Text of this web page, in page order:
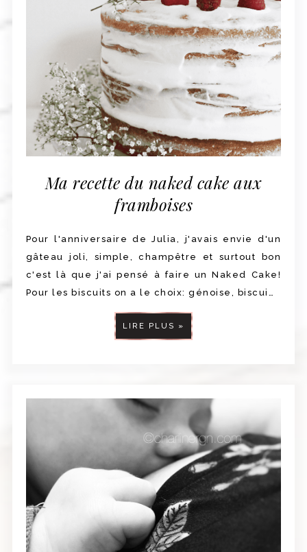
Ma recette du naked cake aux
framboises
Pour l'anniversaire de Julia, j'avais envie d'un
gâteau joli, simple, champêtre et surtout bon
c'est là que j'ai pensé à faire un Naked Cake!
Pour les biscuits on a le choix: génoise, biscui…
LIRE PLUS »